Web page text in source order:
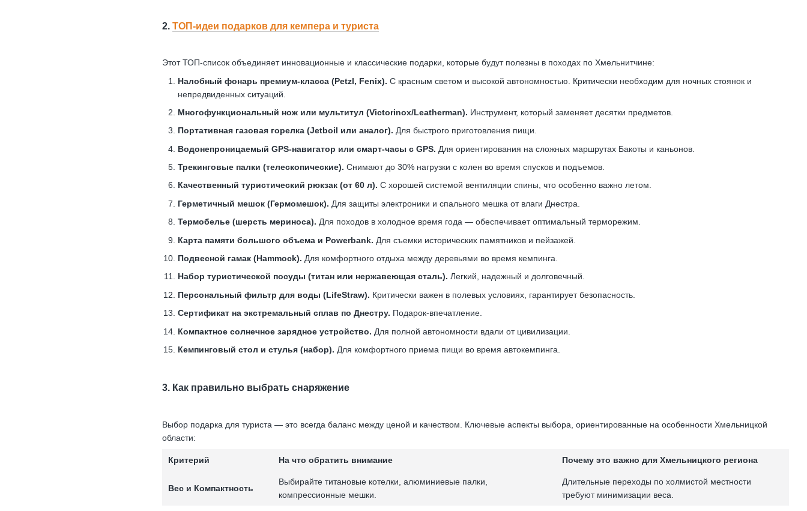
2. ТОП-идеи подарков для кемпера и туриста
Этот ТОП-список объединяет инновационные и классические подарки, которые будут полезны в походах по Хмельнитчине:
Налобный фонарь премиум-класса (Petzl, Fenix). С красным светом и высокой автономностью. Критически необходим для ночных стоянок и
непредвиденных ситуаций.
Многофункциональный нож или мультитул (Victorinox/Leatherman). Инструмент, который заменяет десятки предметов.
Портативная газовая горелка (Jetboil или аналог). Для быстрого приготовления пищи.
Водонепроницаемый GPS-навигатор или смарт-часы с GPS. Для ориентирования на сложных маршрутах Бакоты и каньонов.
Трекинговые палки (телескопические). Снимают до 30% нагрузки с колен во время спусков и подъемов.
Качественный туристический рюкзак (от 60 л). С хорошей системой вентиляции спины, что особенно важно летом.
Герметичный мешок (Гермомешок). Для защиты электроники и спального мешка от влаги Днестра.
Термобелье (шерсть мериноса). Для походов в холодное время года — обеспечивает оптимальный терморежим.
Карта памяти большого объема и Powerbank. Для съемки исторических памятников и пейзажей.
Подвесной гамак (Hammock). Для комфортного отдыха между деревьями во время кемпинга.
Набор туристической посуды (титан или нержавеющая сталь). Легкий, надежный и долговечный.
Персональный фильтр для воды (LifeStraw). Критически важен в полевых условиях, гарантирует безопасность.
Сертификат на экстремальный сплав по Днестру. Подарок-впечатление.
Компактное солнечное зарядное устройство. Для полной автономности вдали от цивилизации.
Кемпинговый стол и стулья (набор). Для комфортного приема пищи во время автокемпинга.
3. Как правильно выбрать снаряжение
Выбор подарка для туриста — это всегда баланс между ценой и качеством. Ключевые аспекты выбора, ориентированные на особенности Хмельницкой
области:
Критерий На что обратить внимание Почему это важно для Хмельницкого региона
Вес и Компактность
Выбирайте титановые котелки, алюминиевые палки,
компрессионные мешки.
Длительные переходы по холмистой местности
требуют минимизации веса.